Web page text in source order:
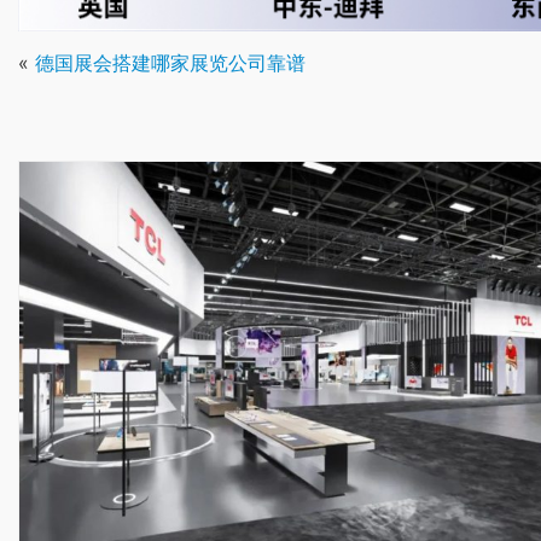
« 德国展会搭建哪家展览公司靠谱